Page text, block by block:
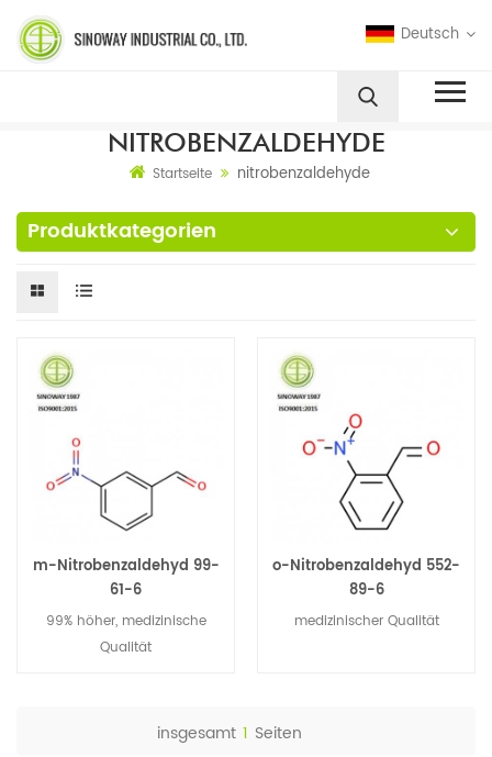
Deutsch
NITROBENZALDEHYDE
Startseite nitrobenzaldehyde
Produktkategorien
m-Nitrobenzaldehyd 99-
61-6
99% höher, medizinische
Qualität
o-Nitrobenzaldehyd 552-
89-6
medizinischer Qualität
insgesamt 1 Seiten